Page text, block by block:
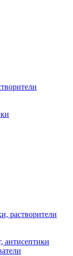
растворители
антисептики